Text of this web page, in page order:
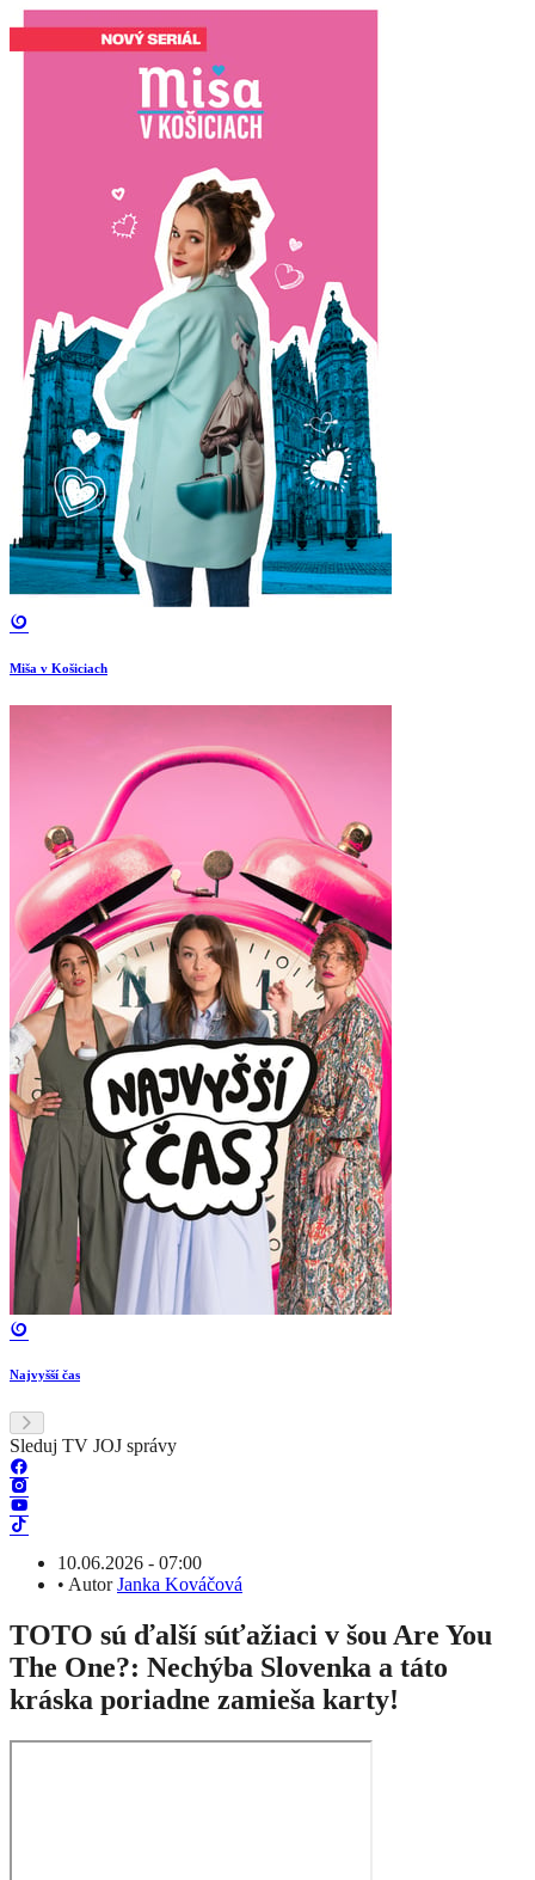
Miša v Košiciach
Najvyšší čas
Sleduj TV JOJ správy
10.06.2026 - 07:00
• AutorJanka Kováčová
TOTO sú ďalší súťažiaci v šou Are You
The One?: Nechýba Slovenka a táto
kráska poriadne zamieša karty!